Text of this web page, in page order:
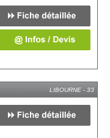
LIBOURNE - 33